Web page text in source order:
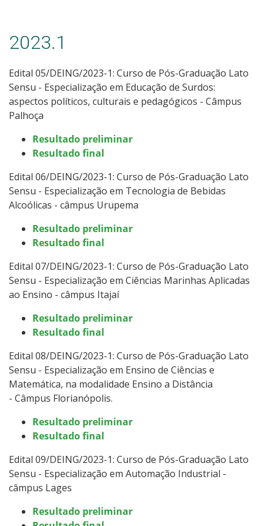
2023.1
Edital 05/DEING/2023-1: Curso de Pós-Graduação Lato
Sensu - Especialização em Educação de Surdos:
aspectos políticos, culturais e pedagógicos - Câmpus
Palhoça
Resultado preliminar
Resultado final
Edital 06/DEING/2023-1: Curso de Pós-Graduação Lato
Sensu - Especialização em Tecnologia de Bebidas
Alcoólicas - câmpus Urupema
Resultado preliminar
Resultado final
Edital 07/DEING/2023-1: Curso de Pós-Graduação Lato
Sensu - Especialização em Ciências Marinhas Aplicadas
ao Ensino - câmpus Itajaí
Resultado preliminar
Resultado final
Edital 08/DEING/2023-1: Curso de Pós-Graduação Lato
Sensu - Especialização em Ensino de Ciências e
Matemática, na modalidade Ensino a Distância
- Câmpus Florianópolis.
Resultado preliminar
Resultado final
Edital 09/DEING/2023-1: Curso de Pós-Graduação Lato
Sensu - Especialização em Automação Industrial -
câmpus Lages
Resultado preliminar